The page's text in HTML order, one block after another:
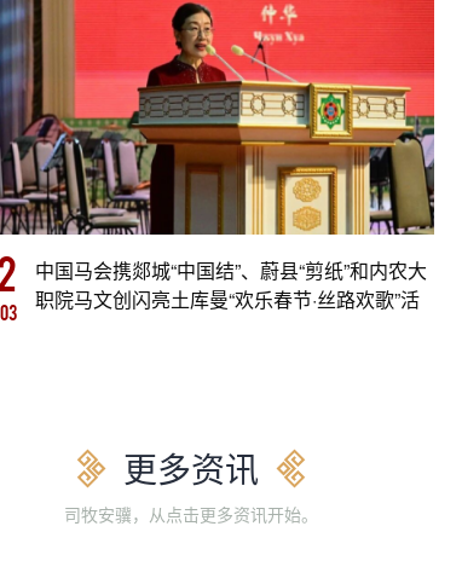
中国马会携郯城“中国结”、蔚县“剪纸”和内农大
职院马文创闪亮土库曼“欢乐春节·丝路欢歌”活
更多资讯
司牧安骥，从点击更多资讯开始。